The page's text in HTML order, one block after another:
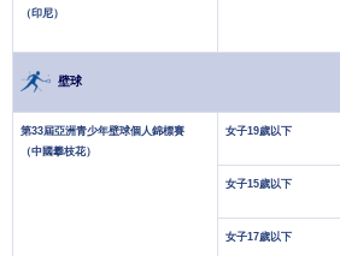
（印尼）
壁球
第33屆亞洲青少年壁球個人錦標賽
（中國攀枝花）
女子19歲以下
女子15歲以下
女子17歲以下